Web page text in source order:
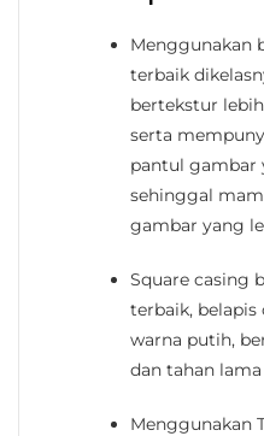
Menggunakan
terbaik
bertekstur
serta
pantul gambar
sehinggal
gambar yang
Square casing
terbaik,
warna putih,
dan tahan lama
Menggunakan